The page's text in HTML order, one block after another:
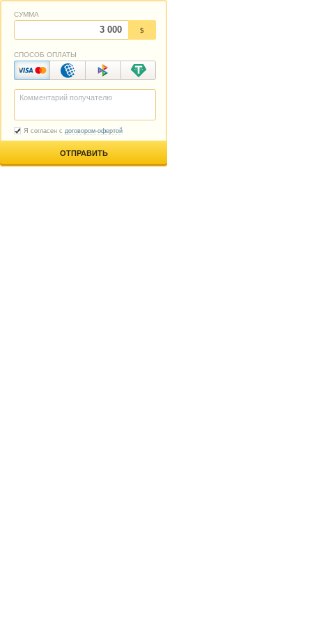
СУММА
$
СПОСОБ ОПЛАТЫ
Я согласен с договором-офертой